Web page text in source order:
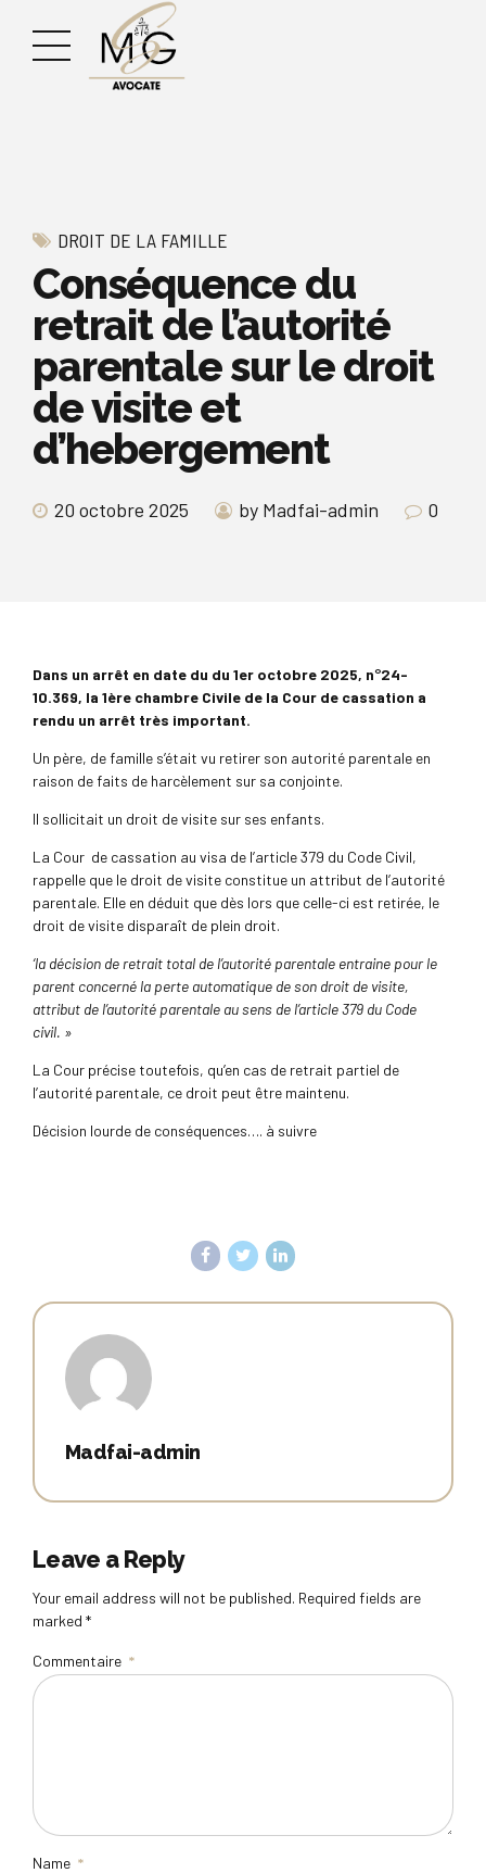
DROIT DE LA FAMILLE
Conséquence du
retrait de l’autorité
parentale sur le droit
de visite et
d’hebergement
20 octobre 2025 by Madfai-admin 0
Dans un arrêt en date du du 1er octobre 2025, n°24-
10.369, la 1ère chambre Civile de la Cour de cassation a
rendu un arrêt très important.
Un père, de famille s’était vu retirer son autorité parentale en
raison de faits de harcèlement sur sa conjointe.
Il sollicitait un droit de visite sur ses enfants.
La Cour de cassation au visa de l’article 379 du Code Civil,
rappelle que le droit de visite constitue un attribut de l’autorité
parentale. Elle en déduit que dès lors que celle-ci est retirée, le
droit de visite disparaît de plein droit.
‘la décision de retrait total de l’autorité parentale entraine pour le
parent concerné la perte automatique de son droit de visite,
attribut de l’autorité parentale au sens de l’article 379 du Code
civil. »
La Cour précise toutefois, qu’en cas de retrait partiel de
l’autorité parentale, ce droit peut être maintenu.
Décision lourde de conséquences…. à suivre
Madfai-admin
Leave a Reply
Your email address will not be published. Required fields are
marked *
Commentaire *
Name *